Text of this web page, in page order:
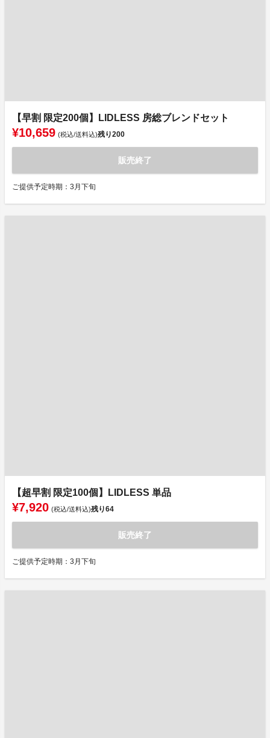
【早割 限定200個】LIDLESS 房総ブレンドセット
¥10,659 (税込/送料込)残り200
販売終了
ご提供予定時期：3月下旬
【超早割 限定100個】LIDLESS 単品
¥7,920 (税込/送料込)残り64
販売終了
ご提供予定時期：3月下旬